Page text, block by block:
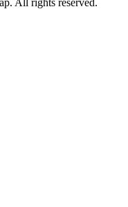
All rights reserved.